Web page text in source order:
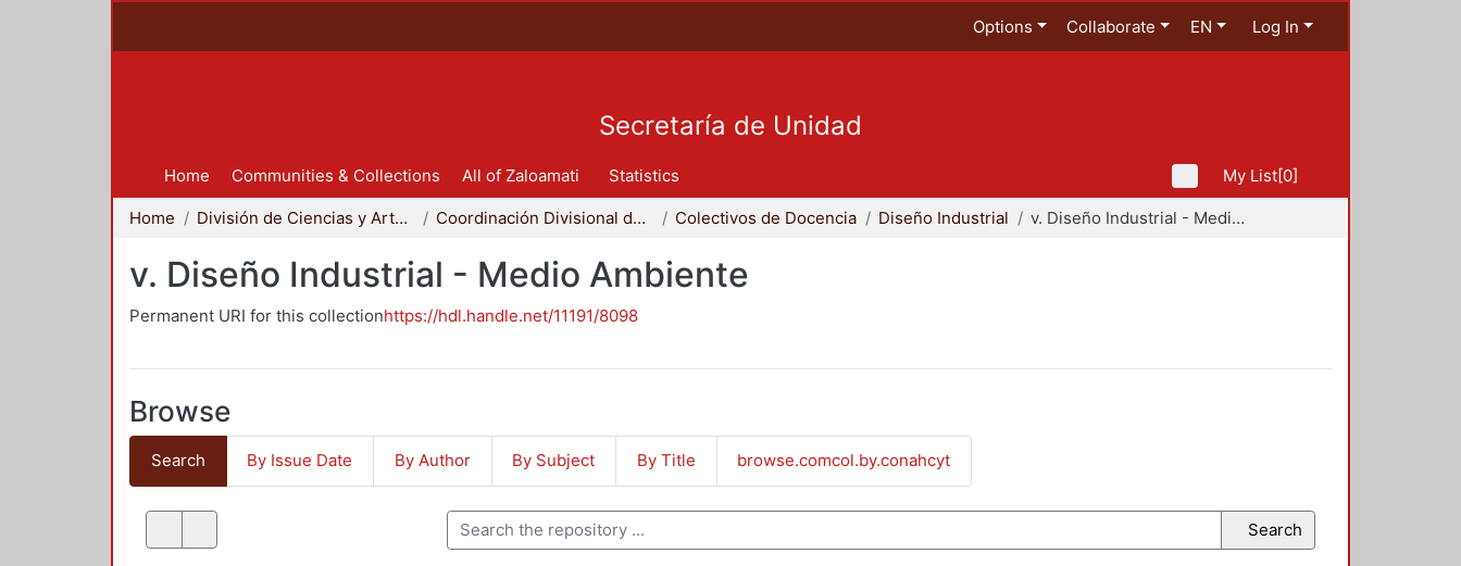
Options Collaborate EN Log In
Secretaría de Unidad
Home Communities & Collections All of Zaloamati Statistics My List[0]
Home División de Ciencias y Artes para el Diseño Coordinación Divisional de Docencia Colectivos de Docencia Diseño Industrial v. Diseño Industrial - Medio Ambiente
v. Diseño Industrial - Medio Ambiente
Permanent URI for this collectionhttps://hdl.handle.net/11191/8098
Browse
Search By Issue Date By Author By Subject By Title browse.comcol.by.conahcyt
Search